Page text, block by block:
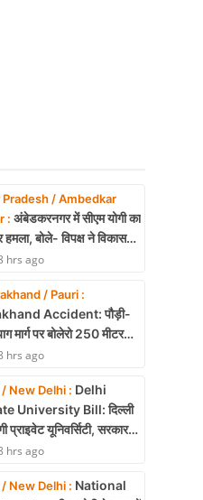
/ Ambedkar
: अंबेडकरनगर में सीएम योगी का
हमला, बोले- विपक्ष ने विकास
बजट पर रोकी चर्चा
hrs ago
/ Pauri :
Accident: पौड़ी-
मार्ग पर बोलेरो 250 मीटर
5 लोगों की मौत
hrs ago
/ New Delhi : Delhi
University Bill: दिल्ली
प्राइवेट यूनिवर्सिटी, सरकार
नया कानून
hrs ago
/ New Delhi : National